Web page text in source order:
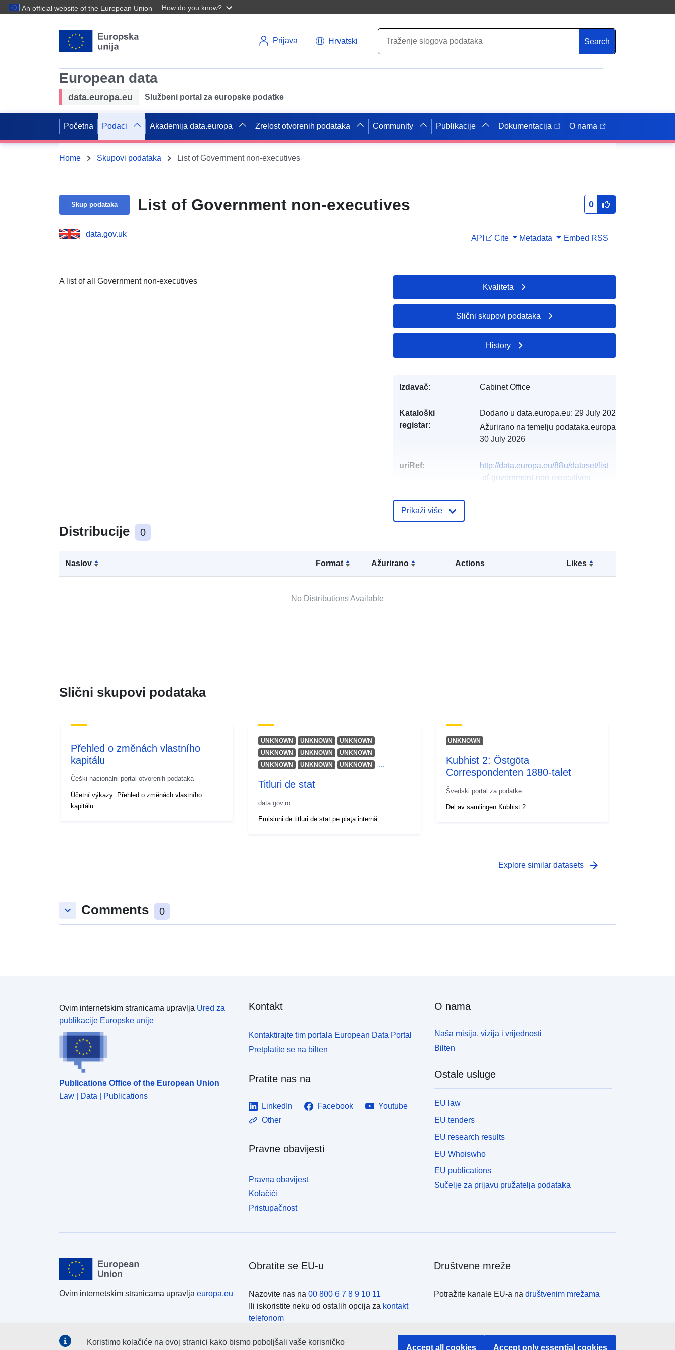
An official website of the European Union How do you know?
Prijava Hrvatski Search
European data
data.europa.eu Službeni portal za europske podatke
Početna Podaci Akademija data.europa Zrelost otvorenih podataka Community Publikacije Dokumentacija O nama
Home Skupovi podataka List of Government non-executives
Skup podataka List of Government non-executives 0
data.gov.uk API Cite Metadata Embed RSS
A list of all Government non-executives
Distribucije 0
Naslov Formаt Ažurirano Actions Likes
No Distributions Available
Kvaliteta
Slični skupovi podataka
History
Izdavač: Cabinet Office
Kataloški
registar:
Dodano u data.europa.eu: 29 July 2026
Ažurirano na temelju podataka.europa.eu:
30 July 2026
uriRef:
http://data.europa.eu/88u/dataset/list
-of-government-non-executives
Prikaži više
Slični skupovi podataka
Přehled o změnách vlastního
kapitálu
Češki nacionalni portal otvorenih podataka
Účetní výkazy: Přehled o změnách vlastního
kapitálu
UNKNOWN UNKNOWN
UNKNOWN
UNKNOWN
UNKNOWN
UNKNOWN
UNKNOWN
UNKNOWN UNKNOWN ...
Titluri de stat
data.gov.ro
Emisiuni de titluri de stat pe piaţa internă
UNKNOWN
Kubhist 2: Östgöta
Correspondenten 1880-talet
Švedski portal za podatke
Del av samlingen Kubhist 2
Explore similar datasets arrow_forward
keyboard_arrow_down Comments 0
Ovim internetskim stranicama upravlja Ured za
publikacije Europske unije
Publications Office of the European Union
Law | Data | Publications
Kontakt
Kontaktirajte tim portala European Data Portal
Pretplatite se na bilten
Pratite nas na
LinkedIn Facebook
Youtube
Other
Pravne obavijesti
Pravna obavijest
Kolačići
Pristupačnost
O nama
Naša misija, vizija i vrijednosti
Bilten
Ostale usluge
EU law
EU tenders
EU research results
EU Whoiswho
EU publications
Sučelje za prijavu pružatelja podataka
Ovim internetskim stranicama upravlja europa.eu
Obratite se EU-u
Nazovite nas na 00 800 6 7 8 9 10 11
Ili iskoristite neku od ostalih opcija za kontakt
telefonom
Posjetite nas u nekom odcentara EU-a
Društvene mreže
Potražite kanale EU-a nadruštvenim mrežama
Koristimo kolačiće na ovoj stranici kako bismo poboljšali vaše korisničko
Accept all cookies Accept only essential cookies